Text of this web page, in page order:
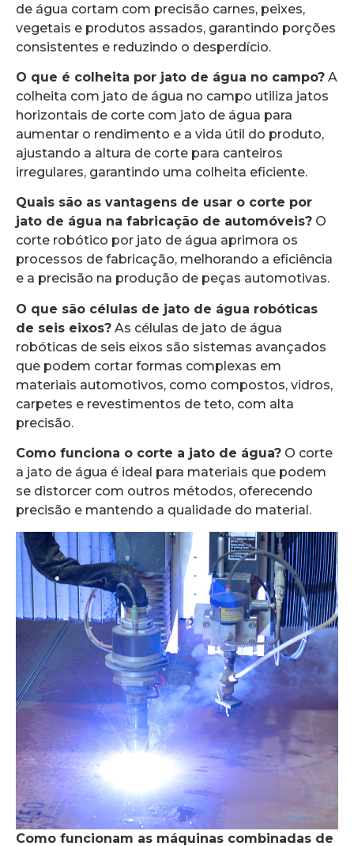
de água cortam com precisão carnes, peixes,
vegetais e produtos assados, garantindo porções
consistentes e reduzindo o desperdício.
O que é colheita por jato de água no campo? A
colheita com jato de água no campo utiliza jatos
horizontais de corte com jato de água para
aumentar o rendimento e a vida útil do produto,
ajustando a altura de corte para canteiros
irregulares, garantindo uma colheita eficiente.
Quais são as vantagens de usar o corte por
jato de água na fabricação de automóveis? O
corte robótico por jato de água aprimora os
processos de fabricação, melhorando a eficiência
e a precisão na produção de peças automotivas.
O que são células de jato de água robóticas
de seis eixos? As células de jato de água
robóticas de seis eixos são sistemas avançados
que podem cortar formas complexas em
materiais automotivos, como compostos, vidros,
carpetes e revestimentos de teto, com alta
precisão.
Como funciona o corte a jato de água? O corte
a jato de água é ideal para materiais que podem
se distorcer com outros métodos, oferecendo
precisão e mantendo a qualidade do material.
Como funcionam as máquinas combinadas de